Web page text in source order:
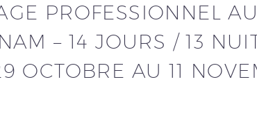
PROFESSIONNEL AU
– 14 JOURS / 13
OCTOBRE AU 11